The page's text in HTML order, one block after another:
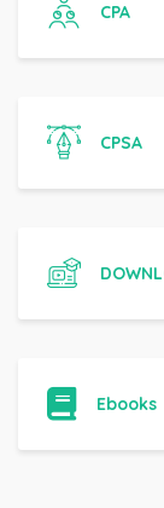
CPA
CPSA
Ebooks